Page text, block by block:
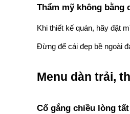
Thẩm mỹ không bằng
Khi thiết kế quán, hãy đặt
Đừng để cái đẹp bề ngoài
Menu dàn trải,
Cố gắng chiều lòng